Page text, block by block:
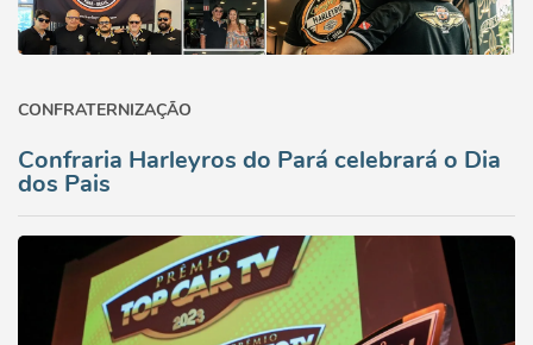
CONFRATERNIZAÇÃO
Confraria Harleyros do Pará celebrará o Dia
dos Pais